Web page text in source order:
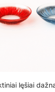
lęšiai